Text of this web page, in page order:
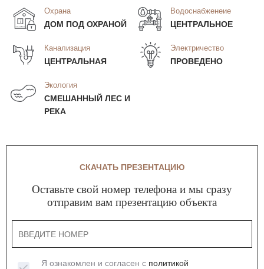
Охрана
ДОМ ПОД ОХРАНОЙ
Водоснабженеие
ЦЕНТРАЛЬНОЕ
Канализация
ЦЕНТРАЛЬНАЯ
Электричество
ПРОВЕДЕНО
Экология
СМЕШАННЫЙ ЛЕС И
РЕКА
СКАЧАТЬ ПРЕЗЕНТАЦИЮ
Оставьте свой номер телефона и мы сразу
отправим вам презентацию объекта
Я ознакомлен и согласен с политикой